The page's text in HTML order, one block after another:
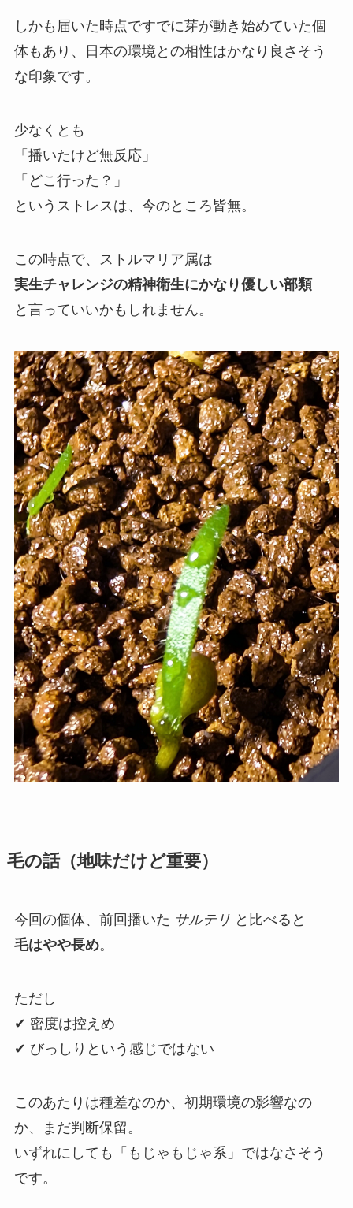
しかも届いた時点ですでに芽が動き始めていた個
体もあり、日本の環境との相性はかなり良さそう
な印象です。
少なくとも
「播いたけど無反応」
「どこ行った？」
というストレスは、今のところ皆無。
この時点で、ストルマリア属は
実生チャレンジの精神衛生にかなり優しい部類
と言っていいかもしれません。
毛の話（地味だけど重要）
今回の個体、前回播いた サルテリ と比べると
毛はやや長め。
ただし
✔ 密度は控えめ
✔ びっしりという感じではない
このあたりは種差なのか、初期環境の影響なの
か、まだ判断保留。
いずれにしても「もじゃもじゃ系」ではなさそう
です。